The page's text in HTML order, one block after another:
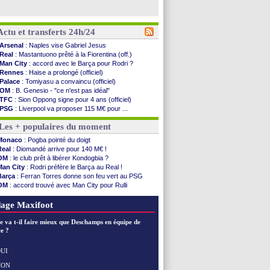
et transferts 24h/24
Arsenal : Naples vise Gabriel Jesus
Real : Mastantuono prêté à la Fiorentina (off.)
Man City : accord avec le Barça pour Rodri ?
Rennes : Haise a prolongé (officiel)
Palace : Tomiyasu a convaincu (officiel)
OM : B. Genesio - "ce n'est pas idéal"
TFC : Sion Oppong signe pour 4 ans (officiel)
PSG : Liverpool va proposer 115 M€ pour ...
Norvège: la démission d'Infantino réclamée
PSG : Mbaye, deux pistes se détachent
Monaco: Filipe Luis veut remplacer Akliouche
Grenade: Luca Zidane va changer de club
Juve : Zhegrova très clair sur son futur
OM : Aguerd, le plan B de Naples
Arsenal : Guimarães a signé son contrat
Nantes : direction Chypre pour Duverne
Monaco: le remplaçant d'Akliouche en ...
City: Enzo Fernandez pour l'après-Rodri ?
: Lucas Perri a été approché
PSG
Francfort
+ populaires du moment
: Pogba pointé du doigt
: Diomandé arrive pour 140 M€ !
: le club prêt à libérer Kondogbia ?
City : Rodri préfère le Barça au Real !
: Ferran Torres donne son feu vert au PSG
: accord trouvé avec Man City pour Rulli
: une offre pour Bulka
Maxifoot
va t-il faire mieux que Deschamps en équipe de
?